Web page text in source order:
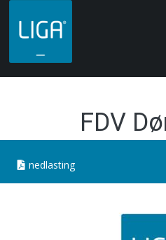
FDV
nedlasting